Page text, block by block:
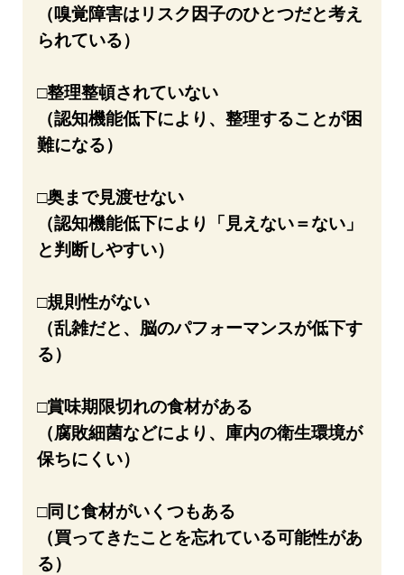
（嗅覚障害はリスク因子のひとつだと考え
られている）
□整理整頓されていない
（認知機能低下により、整理することが困
難になる）
□奥まで見渡せない
（認知機能低下により「見えない＝ない」
と判断しやすい）
□規則性がない
（乱雑だと、脳のパフォーマンスが低下す
る）
□賞味期限切れの食材がある
（腐敗細菌などにより、庫内の衛生環境が
保ちにくい）
□同じ食材がいくつもある
（買ってきたことを忘れている可能性があ
る）